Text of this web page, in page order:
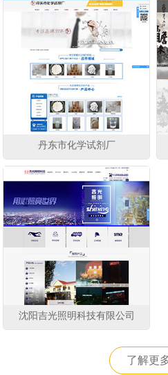
丹东市化学试剂厂
沈阳吉光照明科技有限公司
了解更